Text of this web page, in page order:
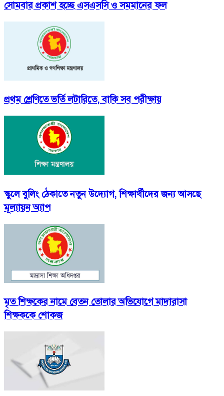
সোমবার প্রকাশ হচ্ছে এসএসসি ও সমমানের ফল
প্রথম শ্রেণিতে ভর্তি লটারিতে, বাকি সব পরীক্ষায়
স্কুলে বুলিং ঠেকাতে নতুন উদ্যোগ, শিক্ষার্থীদের জন্য আসছে
মূল্যায়ন অ্যাপ
মৃত শিক্ষকের নামে বেতন তোলার অভিযোগে মাদারাসা
শিক্ষককে শোকজ